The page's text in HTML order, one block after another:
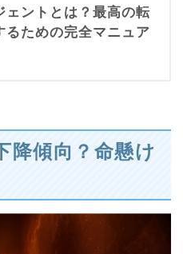
ェントとは？最高の転
るための完全マニュア
降傾向？命懸け